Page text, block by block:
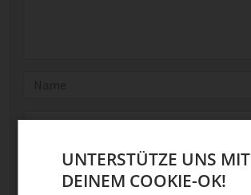
E-Mail
Optional: Foto teilen
Bild anhängen
UNTERSTÜTZE UNS MIT
DEINEM COOKIE-OK!